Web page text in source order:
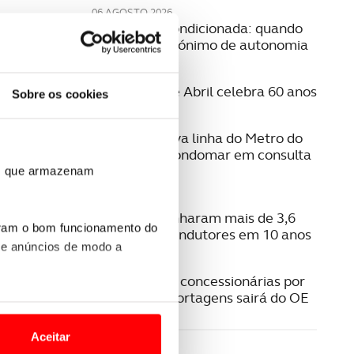
Sobre os cookies
armazenam
o bom funcionamento do
anúncios de modo a
Aceitar
06 AGOSTO 2026
Mobilidade condicionada: quando
conduzir é sinónimo de autonomia
A Ponte 25 de Abril celebra 60 anos
Estudo da nova linha do Metro do
Porto para Gondomar em consulta
pública
Radares apanharam mais de 3,6
milhões de condutores em 10 anos
Pagamento a concessionárias por
isenção das portagens sairá do OE